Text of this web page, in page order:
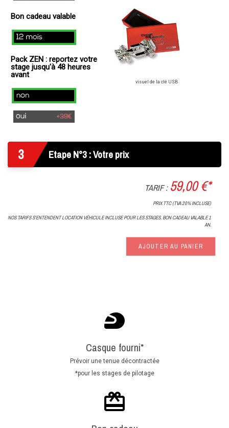
visuel de la clé USB
+
49€
)
Bon cadeau valable
12
Pack ZEN : reportez votre
stage jusqu'à 48 heures
avant
Non
Oui
39€
3 Etape N°3 : Votre prix
TARIF : 59,00 €*
PRIX TTC (TVA 20% INCLUSE)
NOS TARIFS S'ENTENDENT LOCATION VÉHICULE INCLUSE POUR LES STAGES. BON CADEAU VALABLE 1
AN.
AJOUTER AU PANIER
Casque fourni*
Prévoir une tenue décontractée
*pour les stages de pilotage